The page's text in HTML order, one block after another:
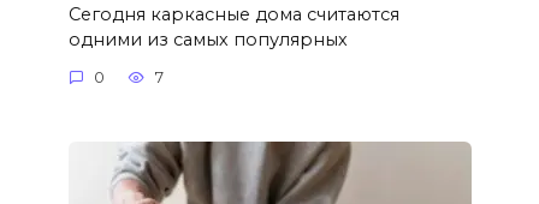
Сегодня каркасные дома считаются
одними из самых популярных
0 7